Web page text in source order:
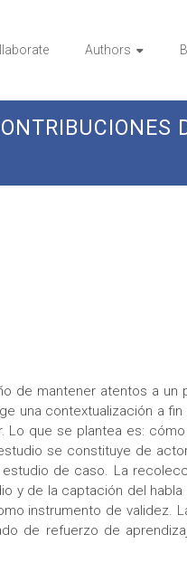
Authors
de mantener atentos a un
una contextualización a
Lo que se plantea es:
se constituye de
de caso. La
y de la captación del
instrumento de validez.
de refuerzo de